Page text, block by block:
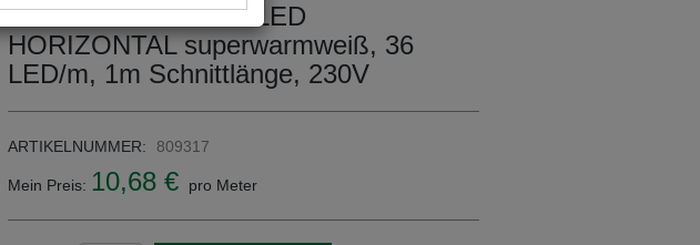
Lichtschlauch 13mm LED
HORIZONTAL superwarmweiß, 36
LED/m, 1m Schnittlänge, 230V
ARTIKELNUMMER: 809317
Mein Preis: 10,68 € pro Meter